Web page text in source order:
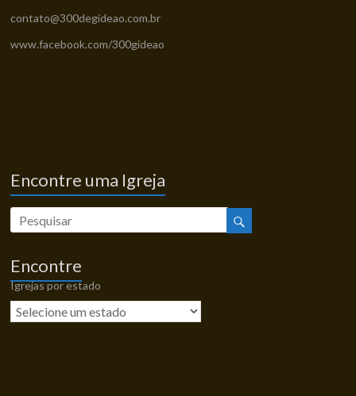
contato@300degideao.com.br
www.facebook.com/300gideao
Encontre uma Igreja
Encontre
Igrejas por estado